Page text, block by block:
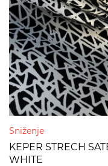
Sniženje
KEPER STRECH
WHITE